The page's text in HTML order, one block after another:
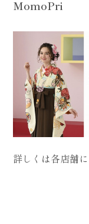
MomoPri
詳しくは各店舗